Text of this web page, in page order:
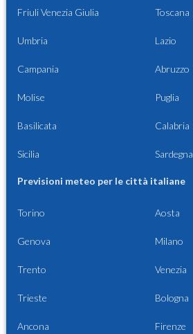
Friuli Venezia Giulia Toscana
Umbria Lazio
Campania Abruzzo
Molise Puglia
Basilicata Calabria
Sicilia Sardegna
Previsioni meteo per le città italiane
Torino Aosta
Genova Milano
Trento Venezia
Trieste Bologna
Ancona Firenze